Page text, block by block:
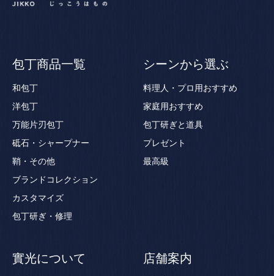
包丁商品一覧
和包丁
洋包丁
万能片刃包丁
砥石・シャープナー
鞘・その他
ブランドコレクション
カスタマイズ
包丁研ぎ・修理
シーンから選ぶ
料理人・プロ用おすすめ
家庭用おすすめ
包丁研ぎと道具
プレゼント
最高級
實光について 店舗案内